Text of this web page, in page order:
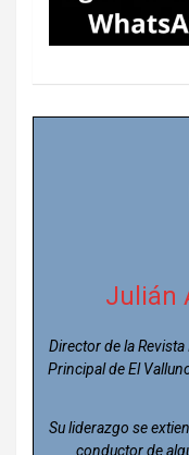
Julián
Director de la
Principal de El
Su liderazgo se
conductor de